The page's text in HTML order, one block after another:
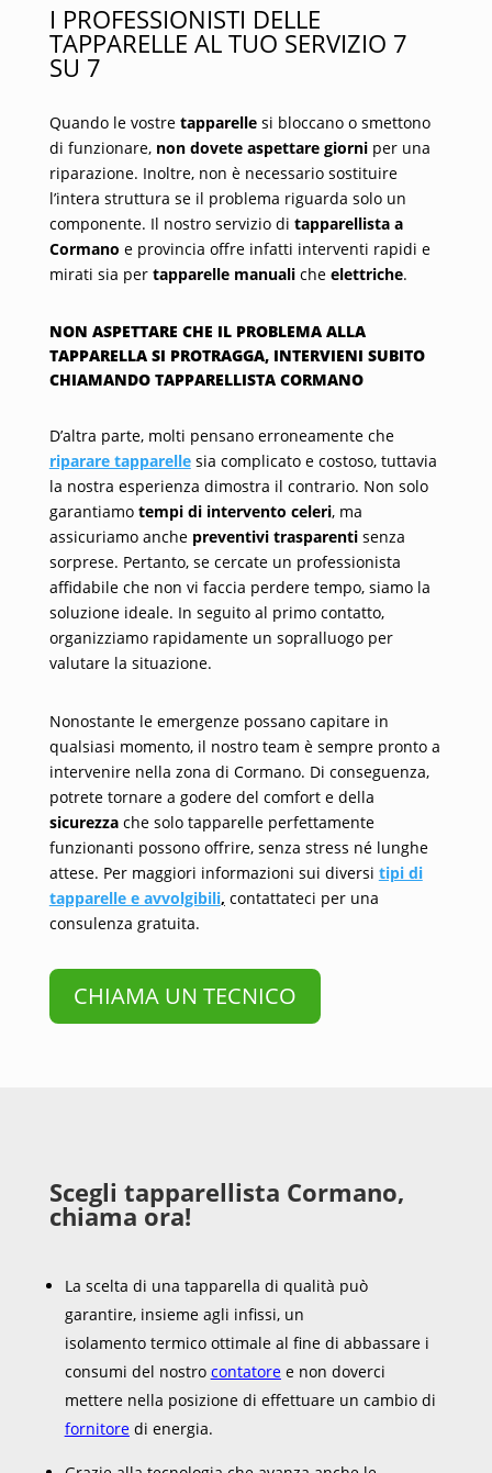
I PROFESSIONISTI DELLE
TAPPARELLE AL TUO SERVIZIO 7
SU 7
Quando le vostre tapparellesi bloccano o smettono
di funzionare, non dovete aspettare giorniper una
riparazione. Inoltre, non è necessario sostituire
l’intera struttura se il problema riguarda solo un
componente. Il nostro servizio di tapparellista a
Cormano e provincia offre infatti interventi rapidi e
mirati sia per tapparelle manualiche elettriche.
NON ASPETTARE CHE IL PROBLEMA ALLA
TAPPARELLA SI PROTRAGGA, INTERVIENI SUBITO
CHIAMANDO TAPPARELLISTA CORMANO
D’altra parte, molti pensano erroneamente che
riparare tapparellesia complicato e costoso, tuttavia
la nostra esperienza dimostra il contrario. Non solo
garantiamo tempi di intervento celeri, ma
assicuriamo anche preventivi trasparentisenza
sorprese. Pertanto, se cercate un professionista
affidabile che non vi faccia perdere tempo, siamo la
soluzione ideale. In seguito al primo contatto,
organizziamo rapidamente un sopralluogo per
valutare la situazione.
Nonostante le emergenze possano capitare in
qualsiasi momento, il nostro team è sempre pronto a
intervenire nella zona di Cormano. Di conseguenza,
potrete tornare a godere del comfort e della
sicurezzache solo tapparelle perfettamente
funzionanti possono offrire, senza stress né lunghe
attese. Per maggiori informazioni sui diversi tipi di
tapparelle e avvolgibili, contattateci per una
consulenza gratuita.
CHIAMA UN TECNICO
Scegli tapparellista Cormano,
chiama ora!
La scelta di una tapparella di qualità può
garantire, insieme agli infissi, un
isolamento termico ottimale al fine di abbassare i
consumi del nostro contatoree non doverci
mettere nella posizione di effettuare un cambio di
fornitoredi energia.